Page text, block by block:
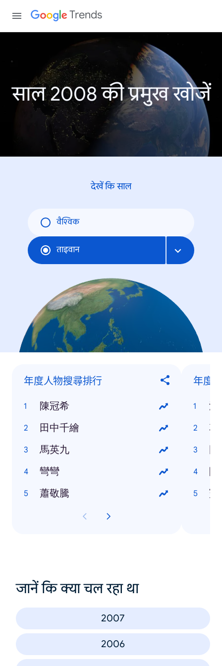
Trends
साल 2008 की प्रमुख खोजें
देखें कि साल
वैश्विक
ताइवान
年度人物搜尋排行
陳冠希
田中千繪
馬英九
彎彎
蕭敬騰
年度
澎
花
國
阿
寶
जानें कि क्या चल रहा था
2007
2006